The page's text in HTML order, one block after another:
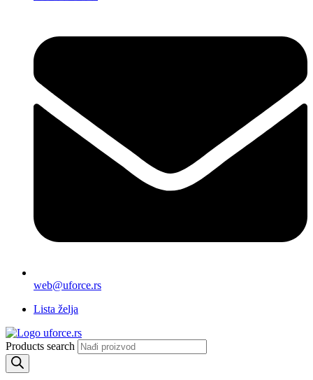
web@uforce.rs
Lista želja
Products search